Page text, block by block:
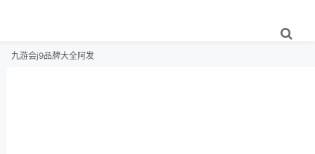
九游会j9品牌大全阿发